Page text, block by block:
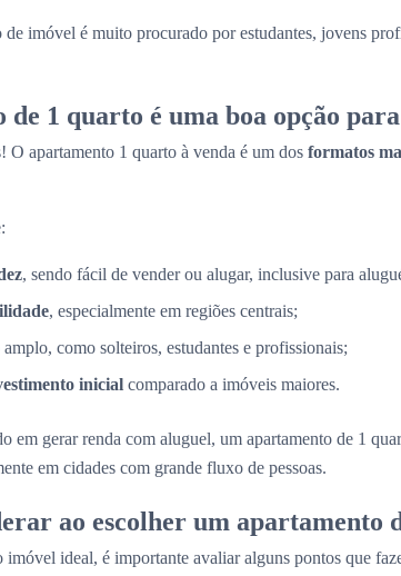
de imóvel é muito procurado por estudantes, jovens
de 1 quarto é uma boa opção
O apartamento 1 quarto à venda é um dos formatos
, sendo fácil de vender ou alugar, inclusive para
, especialmente em regiões centrais;
como solteiros, estudantes e profissionais;
inicial comparado a imóveis maiores.
em gerar renda com aluguel, um apartamento de 1
em cidades com grande fluxo de pessoas.
ao escolher um apartamento
imóvel ideal, é importante avaliar alguns pontos que